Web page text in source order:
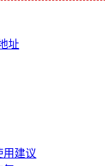
址
用建议